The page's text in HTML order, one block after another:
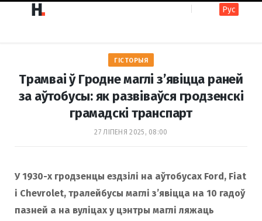
c
b
s
a
Рус
ГІСТОРЫЯ
Трамваі ў Гродне маглі з’явіцца раней
за аўтобусы: як развіваўся гродзенскі
грамадскі транспарт
27 ЛІПЕНЯ 2025, 08:00
У 1930-х гродзенцы ездзілі на аўтобусах Ford, Fiat
і Chevrolet, тралейбусы маглі з’явіцца на 10 гадоў
пазней а на вуліцах у цэнтры маглі ляжаць